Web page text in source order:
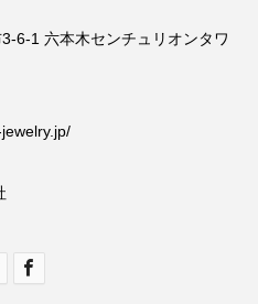
6-1 六本木センチュリオンタワ